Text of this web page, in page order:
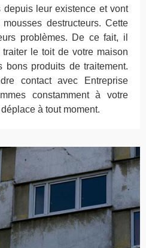
depuis leur existence et vont
destructeurs. Cette
problèmes. De ce fait, il
le toit de votre maison
produits de traitement.
contact avec Entreprise
constamment à votre
à tout moment.